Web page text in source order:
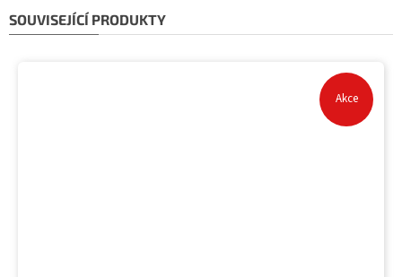
SOUVISEJÍCÍ PRODUKTY
Akce